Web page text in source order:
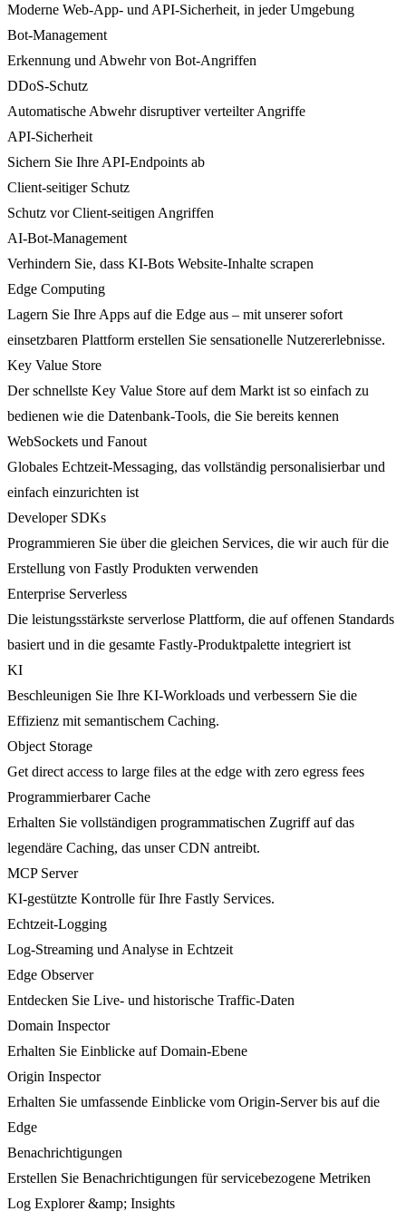
Moderne Web-App- und API-Sicherheit, in jeder Umgebung
Bot-Management
Erkennung und Abwehr von Bot-Angriffen
DDoS-Schutz
Automatische Abwehr disruptiver verteilter Angriffe
API-Sicherheit
Sichern Sie Ihre API-Endpoints ab
Client-seitiger Schutz
Schutz vor Client-seitigen Angriffen
AI-Bot-Management
Verhindern Sie, dass KI-Bots Website-Inhalte scrapen
Edge Computing
Lagern Sie Ihre Apps auf die Edge aus – mit unserer sofort
einsetzbaren Plattform erstellen Sie sensationelle Nutzererlebnisse.
Key Value Store
Der schnellste Key Value Store auf dem Markt ist so einfach zu
bedienen wie die Datenbank-Tools, die Sie bereits kennen
WebSockets und Fanout
Globales Echtzeit-Messaging, das vollständig personalisierbar und
einfach einzurichten ist
Developer SDKs
Programmieren Sie über die gleichen Services, die wir auch für die
Erstellung von Fastly Produkten verwenden
Enterprise Serverless
Die leistungsstärkste serverlose Plattform, die auf offenen Standards
basiert und in die gesamte Fastly-Produktpalette integriert ist
KI
Beschleunigen Sie Ihre KI-Workloads und verbessern Sie die
Effizienz mit semantischem Caching.
Object Storage
Get direct access to large files at the edge with zero egress fees
Programmierbarer Cache
Erhalten Sie vollständigen programmatischen Zugriff auf das
legendäre Caching, das unser CDN antreibt.
MCP Server
KI-gestützte Kontrolle für Ihre Fastly Services.
Echtzeit-Logging
Log-Streaming und Analyse in Echtzeit
Edge Observer
Entdecken Sie Live- und historische Traffic-Daten
Domain Inspector
Erhalten Sie Einblicke auf Domain-Ebene
Origin Inspector
Erhalten Sie umfassende Einblicke vom Origin-Server bis auf die
Edge
Benachrichtigungen
Erstellen Sie Benachrichtigungen für servicebezogene Metriken
Log Explorer &amp; Insights